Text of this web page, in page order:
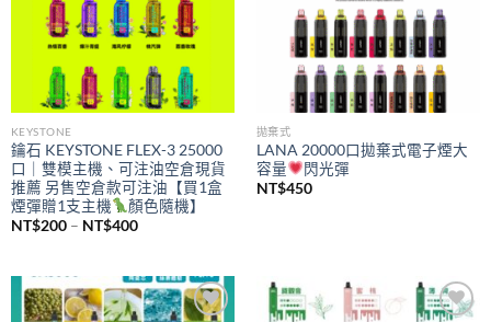
KEYSTONE
鑰石 KEYSTONE FLEX-3 25000
口｜雙模主機、可注油空倉現貨
推薦 另售空倉款可注油【買1盒
煙彈贈1支主機
顏色隨機】
NT$200 – NT$400價
NT$200
到
NT$400
拋棄式
LANA 20000口拋棄式電子煙大
容量
閃光彈
NT$450